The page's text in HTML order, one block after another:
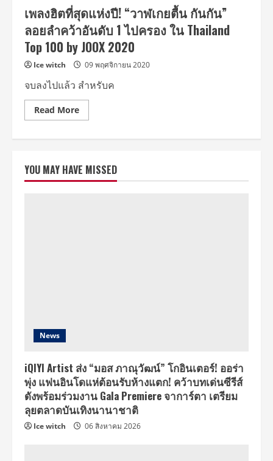
ติก
เพลงฮิตที่สุดแห่งปี! “วาฬเกยตื้น กันกัน”
ลอยลำคว้าอันดับ 1 ไปครอง ใน Thailand
Top 100 by JOOX 2020
Ice witch 09 พฤศจิกายน 2020
จบลงไปแล้ว สำหรับค
Read MoreRead
more
ปี!
“วาฬ
เกย
YOU MAY HAVE MISSED
News
iQIYI Artist ส่ง “มอส ภาณุวัฒน์” โกอินเตอร์! ออร่า
พุ่ง แฟนอินโดแห่ต้อนรับห้างแตก! คว้าบทเด่นซีรีส์
ดังพร้อมร่วมงาน Gala Premiere จาการ์ตา เตรียม
ลุยตลาดบันเทิงนานาชาติ
Ice witch 06 สิงหาคม 2026